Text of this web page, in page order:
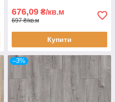
676,09 ₴/кв.м
697 ₴/кв.м
Купити
–3%